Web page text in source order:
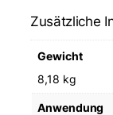
1
0
r
Zusätzliche
Gewicht
8,18 kg
Anwendung